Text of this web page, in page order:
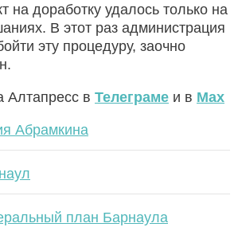
на доработку удалось только на
В этот раз администрация
эту процедуру, заочно
Алтапресс в Телеграме и в Max
Абрамкина
план Барнаула